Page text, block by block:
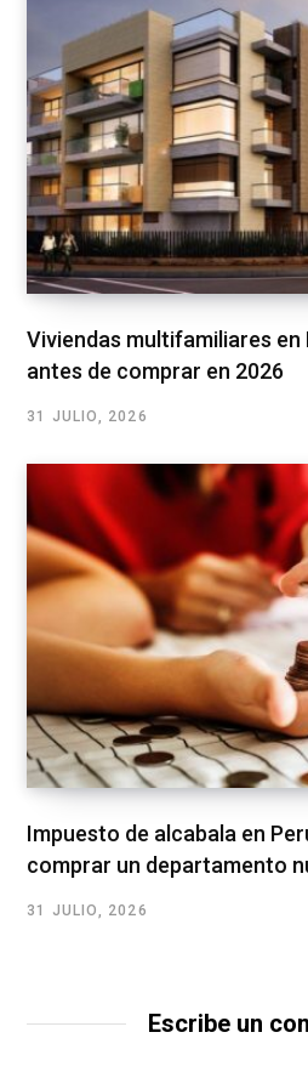
Viviendas multifamiliares en
antes de comprar en 2026
31 JULIO, 2026
Impuesto de alcabala en
comprar un departamento
31 JULIO, 2026
Escribe un